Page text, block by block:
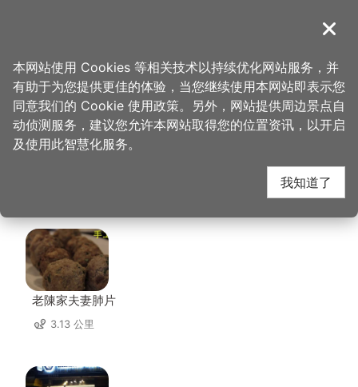
導覽
首页 > 想去的地方 > 美食、购物 > Jo's Corner Café
Jo's Corner Café 周边
店家
老陳家夫妻肺片
3.13 公里
关闭
本网站使用 Cookies 等相关技术以持续优化网站服务，并
有助于为您提供更佳的体验，当您继续使用本网站即表示您
同意我们的 Cookie 使用政策。另外，网站提供周边景点自
动侦测服务，建议您允许本网站取得您的位置资讯，以开启
及使用此智慧化服务。
我知道了